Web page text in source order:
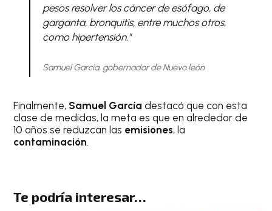
pesos resolver los cáncer de esófago, de
garganta, bronquitis, entre muchos otros,
como hipertensión."
Samuel García, gobernador de Nuevo león
Finalmente, Samuel García destacó que con esta
clase de medidas, la meta es que en alrededor de
10 años se reduzcan las emisiones, la
contaminación.
Te podría interesar…